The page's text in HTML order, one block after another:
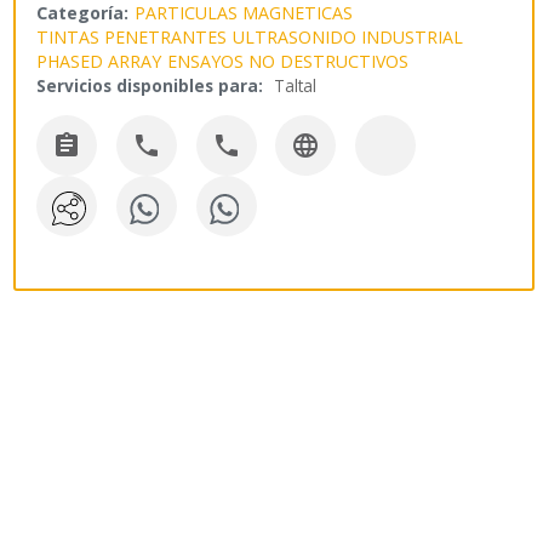
Categoría: PARTICULAS MAGNETICAS
TINTAS PENETRANTES ULTRASONIDO INDUSTRIAL
PHASED ARRAY ENSAYOS NO DESTRUCTIVOS
Servicios disponibles para: Taltal
   